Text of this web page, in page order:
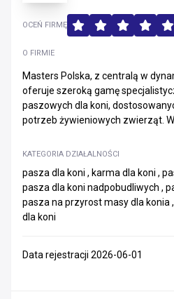
O FIRMIE
Masters Polska, z centralą w
oferuje szeroką gamę
paszowych dla koni,
potrzeb żywieniowych zwierząt.
KATEGORIA DZIAŁALNOŚCI
pasza dla koni , karma dla koni ,
pasza dla koni nadpobudliwych ,
pasza na przyrost masy dla konia
dla koni
OCEŃ FIRMĘ
Data rejestracji 2026-06-01